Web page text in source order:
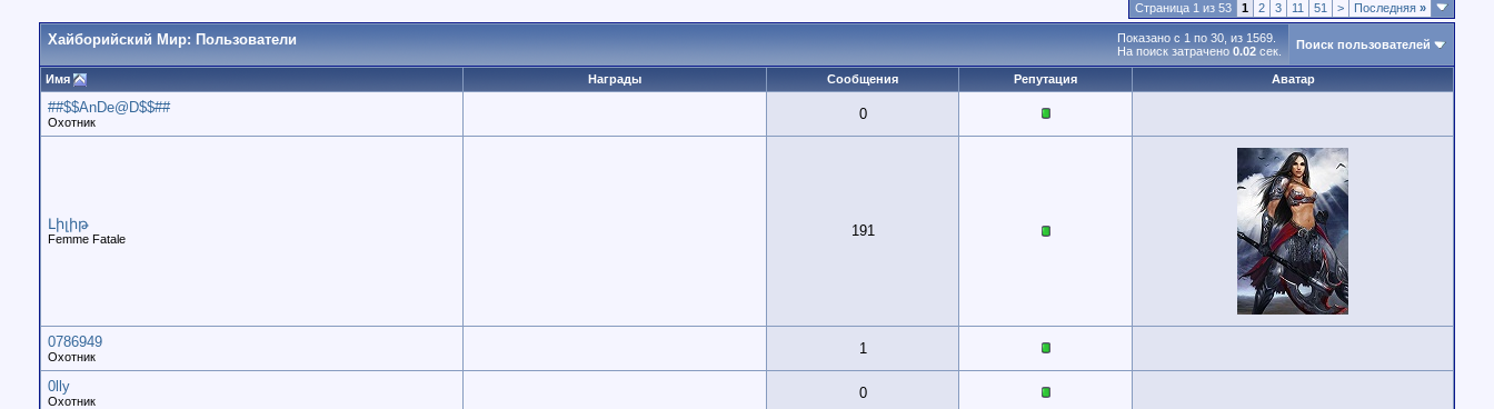
Страница 1 из 53 1 2 3 11 51 > Последняя »
Показано с 1 по 30, из 1569.
На поиск затрачено 0.02 сек.
Хайборийский Мир: Пользователи Поиск пользователей
Имя Награды Сообщения Репутация Аватар
##$$AnDe@D$$##
Охотник 0
Լիլիթ
Femme Fatale 191
0786949
Охотник 1
0lly
Охотник 0